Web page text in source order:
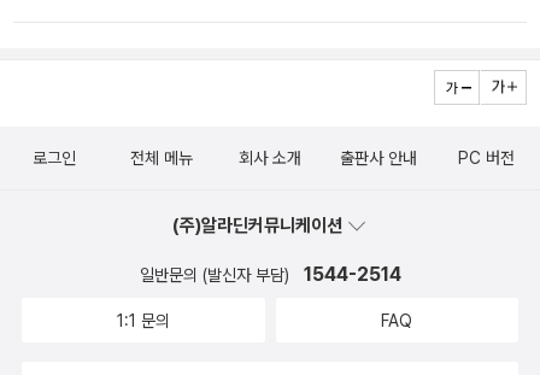
로그인 전체 메뉴 회사 소개 출판사 안내 PC 버전
(주)알라딘커뮤니케이션
일반문의 (발신자 부담) 1544-2514
1:1 문의 FAQ